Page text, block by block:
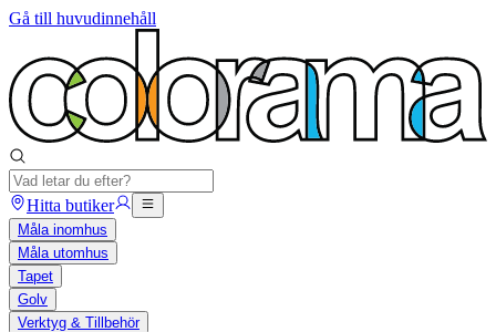
Gå till huvudinnehåll
Hitta butiker
Måla inomhus
Måla utomhus
Tapet
Golv
Verktyg & Tillbehör